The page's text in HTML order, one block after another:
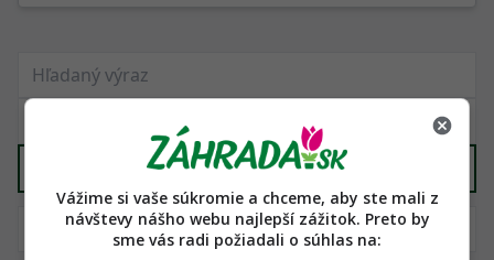
Všetko ostatné
Vážime si vaše súkromie a chceme, aby ste mali z
návštevy nášho webu najlepší zážitok. Preto by
sme vás radi požiadali o súhlas na: